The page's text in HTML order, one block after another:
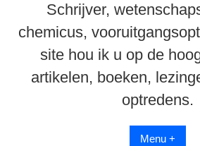
Schrijver,
chemicus,
site hou ik u op de
artikelen, boeken,
optredens.
Menu +